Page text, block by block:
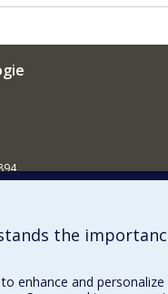
the
enhance and